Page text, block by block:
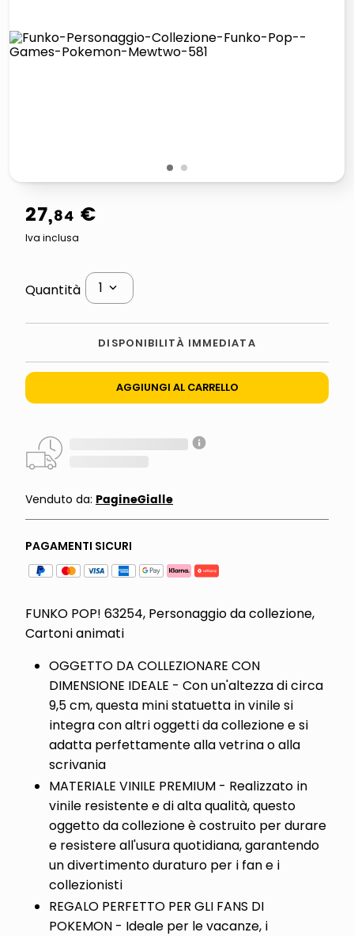
elenco telefonico
pattumiera raccolta differenziata
1 2
27,84 €
Iva inclusa
Quantità 1
DISPONIBILITÀ IMMEDIATA
AGGIUNGI AL CARRELLO
Venduto da: PagineGialle
PAGAMENTI SICURI
FUNKO POP! 63254, Personaggio da collezione,
Cartoni animati
OGGETTO DA COLLEZIONARE CON
DIMENSIONE IDEALE - Con un'altezza di circa
9,5 cm, questa mini statuetta in vinile si
integra con altri oggetti da collezione e si
adatta perfettamente alla vetrina o alla
scrivania
MATERIALE VINILE PREMIUM - Realizzato in
vinile resistente e di alta qualità, questo
oggetto da collezione è costruito per durare
e resistere all'usura quotidiana, garantendo
un divertimento duraturo per i fan e i
collezionisti
REGALO PERFETTO PER GLI FANS DI
POKEMON - Ideale per le vacanze, i